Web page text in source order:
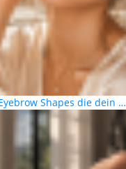
Shapes die dein …